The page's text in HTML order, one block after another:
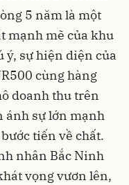
5 năm là một
mạnh mẽ của khu
ý, sự hiện diện của
cùng hàng
doanh thu trên
ánh sự lớn mạnh
tiến về chất.
nhân Bắc Ninh
vọng vươn lên,